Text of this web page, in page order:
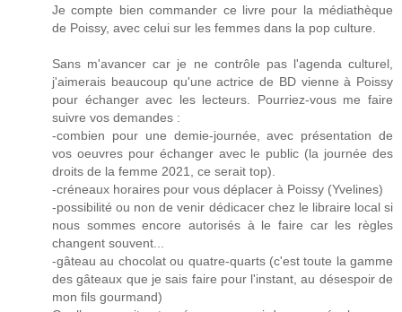
Je compte bien commander ce livre pour la médiathèque
de Poissy, avec celui sur les femmes dans la pop culture.
Sans m'avancer car je ne contrôle pas l'agenda culturel,
j'aimerais beaucoup qu'une actrice de BD vienne à Poissy
pour échanger avec les lecteurs. Pourriez-vous me faire
suivre vos demandes :
-combien pour une demie-journée, avec présentation de
vos oeuvres pour échanger avec le public (la journée des
droits de la femme 2021, ce serait top).
-créneaux horaires pour vous déplacer à Poissy (Yvelines)
-possibilité ou non de venir dédicacer chez le libraire local si
nous sommes encore autorisés à le faire car les règles
changent souvent...
-gâteau au chocolat ou quatre-quarts (c'est toute la gamme
des gâteaux que je sais faire pour l'instant, au désespoir de
mon fils gourmand)